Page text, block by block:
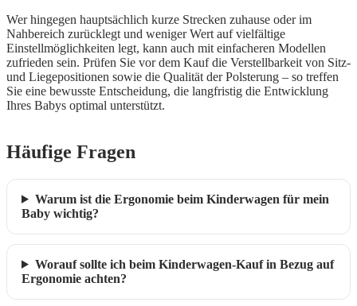
Wer hingegen hauptsächlich kurze Strecken zuhause oder im
Nahbereich zurücklegt und weniger Wert auf vielfältige
Einstellmöglichkeiten legt, kann auch mit einfacheren Modellen
zufrieden sein. Prüfen Sie vor dem Kauf die Verstellbarkeit von Sitz-
und Liegepositionen sowie die Qualität der Polsterung – so treffen
Sie eine bewusste Entscheidung, die langfristig die Entwicklung
Ihres Babys optimal unterstützt.
Häufige Fragen
Warum ist die Ergonomie beim Kinderwagen für mein
Baby wichtig?
Worauf sollte ich beim Kinderwagen-Kauf in Bezug auf
Ergonomie achten?